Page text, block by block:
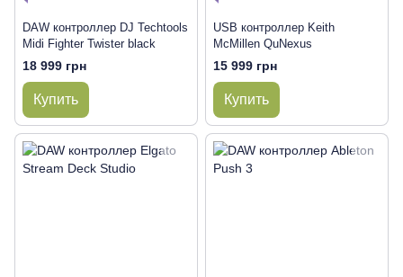
DAW контроллер DJ Techtools
Midi Fighter Twister black
18 999 грн
Купить
USB контроллер Keith
McMillen QuNexus
15 999 грн
Купить